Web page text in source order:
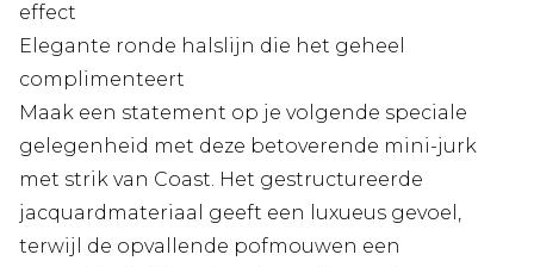
effect
Elegante ronde halslijn die het geheel
complimenteert
Maak een statement op je volgende speciale
gelegenheid met deze betoverende mini-jurk
met strik van Coast. Het gestructureerde
jacquardmateriaal geeft een luxueus gevoel,
terwijl de opvallende pofmouwen een